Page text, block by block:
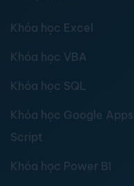
Khóa học Excel
Khóa học VBA
Khóa học SQL
Khóa học Google Apps
Script
Khóa học Power BI